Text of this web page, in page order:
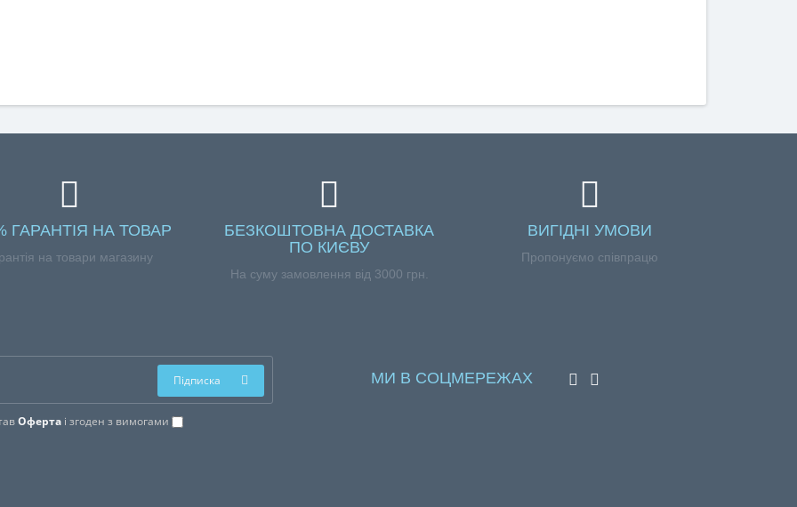
ГАРАНТІЯ НА ТОВАР
на товари магазину
БЕЗКОШТОВНА ДОСТАВКА
ПО КИЄВУ
На суму замовлення від 3000 грн.
ВИГІДНІ УМОВИ
Пропонуємо співпрацю
Офертаі згоден з вимогами
Підписка МИ В СОЦМЕРЕЖАХ